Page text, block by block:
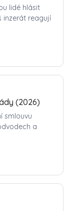
lidé hlásit
inzerát reagují
(2026)
smlouvu
a